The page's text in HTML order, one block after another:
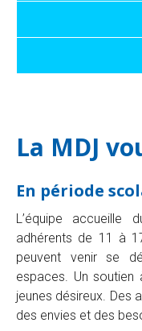
La MDJ
En période
L’équipe accueille
adhérents de 11 à
peuvent venir se
espaces. Un
jeunes désireux. Des
des envies et des